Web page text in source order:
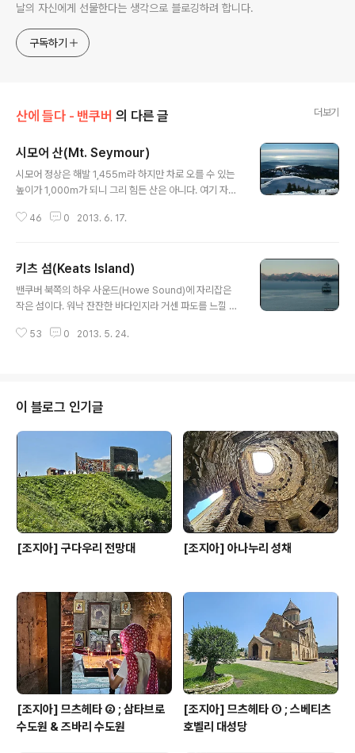
날의 자신에게 선물한다는 생각으로 블로깅하려 합니다.
구독하기
산에 들다 - 밴쿠버 의 다른 글 더보기
시모어 산(Mt. Seymour)
시모어 정상은 해발 1,455m라 하지만 차로 오를 수 있는
높이가 1,000m가 되니 그리 힘든 산은 아니다. 여기 자리
시즌 내내 스키와 스노보드를 마음껏 즐길 수 있다. 시모어
타고 줄곧 북쪽으로 걸어간다. 한 시간도 되지 않아 브록톤
포인트(Brockton Point)에 닿는다. 거기서 다시 30~40
분이면 제1봉(First Pump Peak)에 이른다. 뒤로 우회하
모어를 찾는 많은 사람들 가운데 해발 1,407m의 제1봉까
46 0 2013. 6. 17.
키츠 섬(Keats Island)
밴쿠버 북쪽의 하우 사운드(Howe Sound)에 자리잡은
작은 섬이다. 워낙 잔잔한 바다인지라 거센 파도를 느낄 수
지만 여름철이 되면 휴가객들이 밀려 들어와 제법 북적거
ter Taxi)로 갈아타고 다시 15분 가야 한다. 수상택시는
미리 예약을 하는 것이 좋다. 탑승인원도 12명인가 제한이
있었다. 섬 안에 플럼퍼 코브(Plumper Cove)란 이름의
주립 해양공원도 있고 그 안을 걷는 트레일과 캠핑장도 있
다. 플럼퍼 코브를 출발해 마을과 작은 산을 돌아 바..
53 0 2013. 5. 24.
이 블로그 인기글
[조지아] 구다우리 전망대 [조지아] 아나누리 성채
[조지아] 므츠헤타 ② ; 삼타브로
수도원 & 즈바리 수도원
[조지아] 므츠헤타 ① ; 스베티츠
호벨리 대성당